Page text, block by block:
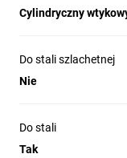
Cylindryczny
Do stali szlachetnej
Nie
Do stali
Tak